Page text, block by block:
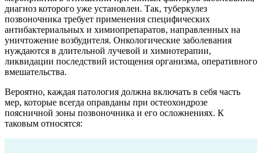
диагноз которого уже установлен. Так, туберкулез
позвоночника требует применения специфических
антибактериальных и химиопрепаратов, направленных на
уничтожение возбудителя. Онкологические заболевания
нуждаются в длительной лучевой и химиотерапии,
ликвидации последствий истощения организма, оперативного
вмешательства.
Вероятно, каждая патология должна включать в себя часть
мер, которые всегда оправданы при остеохондрозе
поясничной зоны позвоночника и его осложнениях. К
таковым относятся: